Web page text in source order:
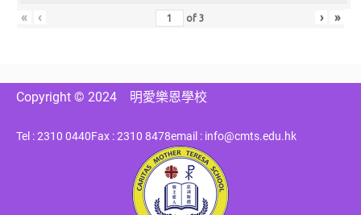
« ‹ of3 › »
Copyright © 2024 明愛樂恩學校
Tel : 2310 0440Fax : 2310 8478email : info@cmts.edu.hk